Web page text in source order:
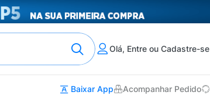
Olá, Entre ou Cadastre-se
Baixar App Acompanhar Pedido